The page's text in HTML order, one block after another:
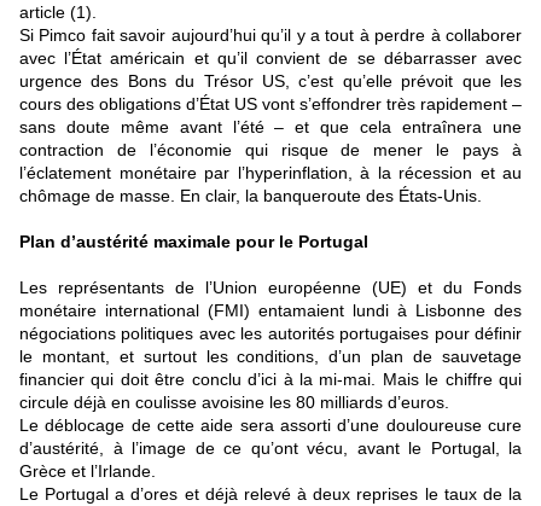
article (1).
Si Pimco fait savoir aujourd’hui qu’il y a tout à perdre à collaborer
avec l’État américain et qu’il convient de se débarrasser avec
urgence des Bons du Trésor US, c’est qu’elle prévoit que les
cours des obligations d’État US vont s’effondrer très rapidement –
sans doute même avant l’été – et que cela entraînera une
contraction de l’économie qui risque de mener le pays à
l’éclatement monétaire par l’hyperinflation, à la récession et au
chômage de masse. En clair, la banqueroute des États-Unis.
Plan d’austérité maximale pour le Portugal
Les représentants de l’Union européenne (UE) et du Fonds
monétaire international (FMI) entamaient lundi à Lisbonne des
négociations politiques avec les autorités portugaises pour définir
le montant, et surtout les conditions, d’un plan de sauvetage
financier qui doit être conclu d’ici à la mi-mai. Mais le chiffre qui
circule déjà en coulisse avoisine les 80 milliards d’euros.
Le déblocage de cette aide sera assorti d’une douloureuse cure
d’austérité, à l’image de ce qu’ont vécu, avant le Portugal, la
Grèce et l’Irlande.
Le Portugal a d’ores et déjà relevé à deux reprises le taux de la